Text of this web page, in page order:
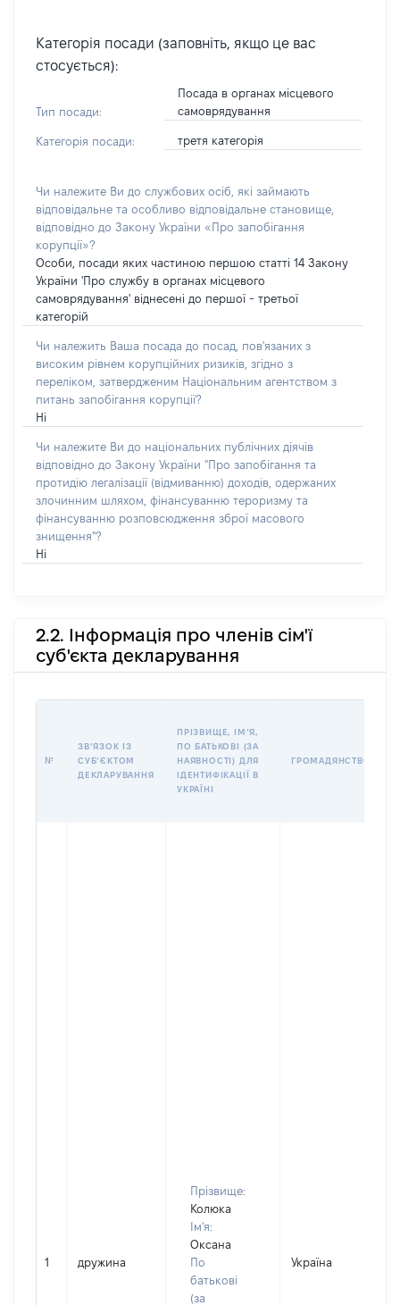
Категорія посади (заповніть, якщо це вас
стосується):
Тип посади:
Посада в органах місцевого
самоврядування
Категорія посади: третя категорія
Чи належите Ви до службових осіб, які займають
відповідальне та особливо відповідальне становище,
відповідно до Закону України «Про запобігання
корупції»?
Особи, посади яких частиною першою статті 14 Закону
України 'Про службу в органах місцевого
самоврядування' віднесені до першої - третьої
категорій
Чи належить Ваша посада до посад, пов'язаних з
високим рівнем корупційних ризиків, згідно з
переліком, затвердженим Національним агентством з
питань запобігання корупції?
Ні
Чи належите Ви до національних публічних діячів
відповідно до Закону України "Про запобігання та
протидію легалізації (відмиванню) доходів, одержаних
злочинним шляхом, фінансуванню тероризму та
фінансуванню розповсюдження зброї масового
знищення"?
Ні
2.2. Інформація про членів сім'ї
суб'єкта декларування
№
ЗВʼЯЗОК ІЗ
СУБʼЄКТОМ
ДЕКЛАРУВАННЯ
ПРІЗВИЩЕ, ІМʼЯ,
ПО БАТЬКОВІ (ЗА
НАЯВНОСТІ) ДЛЯ
ІДЕНТИФІКАЦІЇ В
УКРАЇНІ
ГРОМАДЯНСТВО
1 дружина
Прізвище:
Колюка
Ім'я:
Оксана
По
батькові
(за
Україна